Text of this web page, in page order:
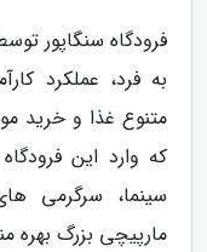
فرودگاه سنگاپور
به فرد، عملکرد
متنوع غذا و خرید
که وارد این
سینما، سرگرمی
مارپیچی بزرگ بهره